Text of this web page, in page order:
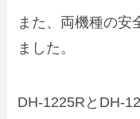
また、両機種の安
ました。
DH‑1225Rと